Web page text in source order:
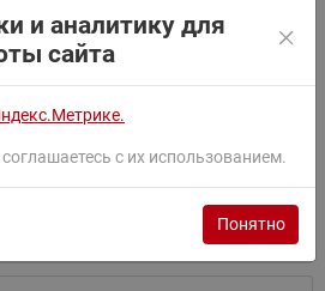
и аналитику для
сайта
с их использованием.
Понятно